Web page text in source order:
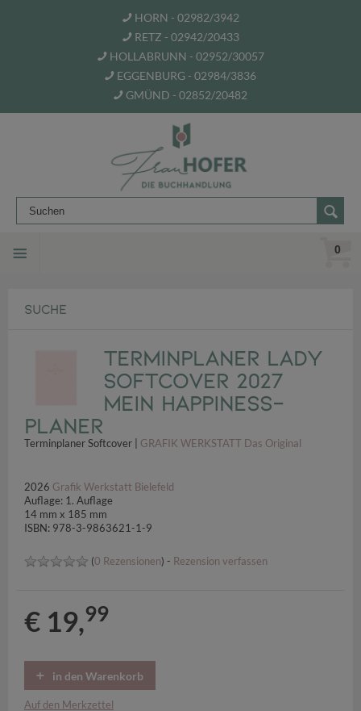
HORN - 02982/3942
RETZ - 02942/20433
HOLLABRUNN - 02952/30057
EGGENBURG - 02984/3836
GMÜND - 02852/20482
0
SUCHE
Terminplaner Lady
Softcover 2027
Mein Happiness-
Planer
Terminplaner Softcover | GRAFIK WERKSTATT Das Original
2026 Grafik Werkstatt Bielefeld
Auflage: 1. Auflage
14 mm x 185 mm
ISBN: 978-3-9863621-1-9
(0 Rezensionen) - Rezension verfassen
€ 19,99
in den Warenkorb
Auf den Merkzettel